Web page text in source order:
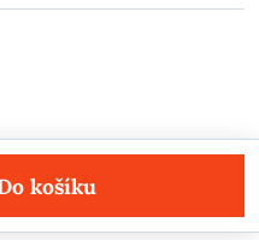
Do košíku